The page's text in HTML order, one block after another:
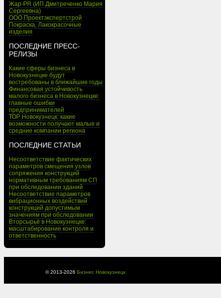
Жар-PR (ИП Дмитреченко Мария
Сергеевна)
ООО Проектэкспертстрой
Покраска, Лакокрасочные
изделия
ПОСЛЕДНИЕ ПРЕСС-
РЕЛИЗЫ
Какие сферы бизнеса в
Новокузнецке будут
востребованы в ближайшие годы
Финансовая устойчивость
малого бизнеса в Новокузнецке:
главные ошибки
предпринимателей
ТОР Новокузнецк: какие
возможности получают малые и
средние компании региона
ПОСЛЕДНИЕ СТАТЬИ
Несоответствие фактических
параметров смещения узлов
сопряжения конструкций
нормативным требованиям СП
при обследовании зданий
Несоответствие параметров
вибрационных воздействий
конструкций допустимым
значениям при обследовании
Вторсырьё в Новокузнецке:
масштабирование контроля и
ответственность
© 2013-2026 Бизнес Новокузнецк